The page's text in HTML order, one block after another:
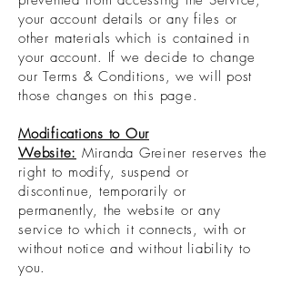
your account details or any files or
other materials which is contained in
your account. If we decide to change
our Terms & Conditions, we will post
those changes on this page.
Modifications to Our
Website: Miranda Greiner reserves the
right to modify, suspend or
discontinue, temporarily or
permanently, the website or any
service to which it connects, with or
without notice and without liability to
you.